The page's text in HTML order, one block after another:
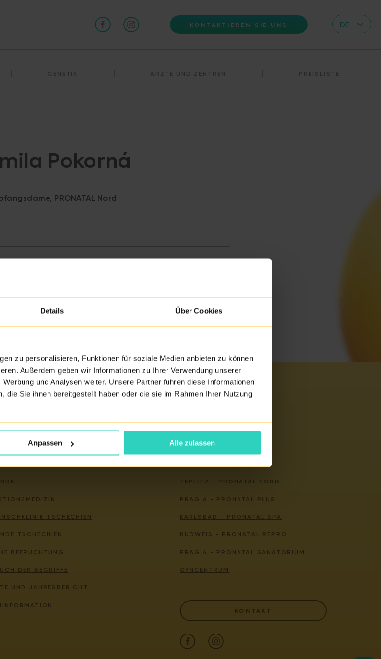
Details Über Cookies
zu personalisieren, Funktionen für soziale Medien anbieten zu können
Außerdem geben wir Informationen zu Ihrer Verwendung unserer
und Analysen weiter. Unsere Partner führen diese Informationen
die Sie ihnen bereitgestellt haben oder die sie im Rahmen Ihrer Nutzung
Anpassen Alle zulassen
KONTAKTIEREN SIE UNS
DE
GENETIK ÄRZTE UND ZENTREN PREISLISTE
Pokorná
PRONATAL Nord
hierHIEReinsehen.
TSCHECHIEN
TSCHECHIEN
BEFRUCHTUNG
DER BEGRIFFE
UND JAHRESBERICHT
TEPLITZ - PRONATAL NORD
PRAG 6 - PRONATAL PLUS
KARLSBAD - PRONATAL SPA
BUDWEIS - PRONATAL REPRO
PRAG 4 - PRONATAL SANATORIUM
GYNCENTRUM
KONTAKT